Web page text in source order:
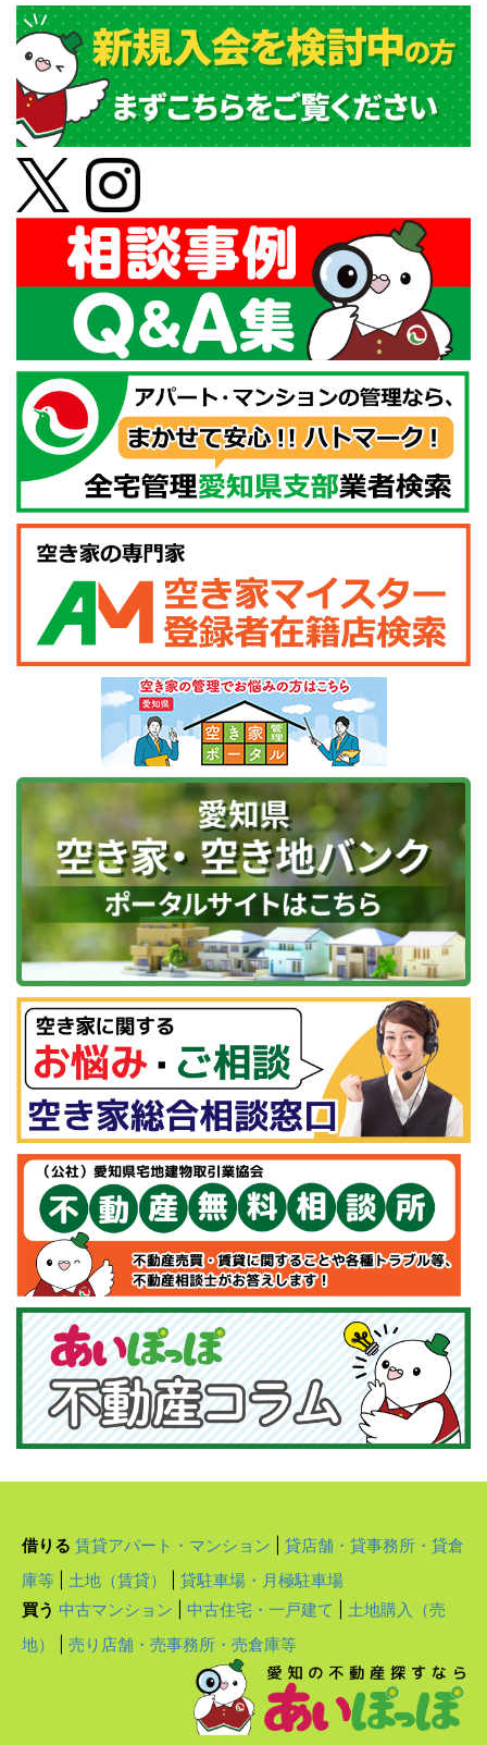
借りる 賃貸アパート・マンション
貸店舗・貸事務所・貸倉
庫等
土地（賃貸）
貸駐車場・月極駐車場
買う 中古マンション 中古住宅・一戸建て
土地購入（売
地）
売り店舗・売事務所・売倉庫等